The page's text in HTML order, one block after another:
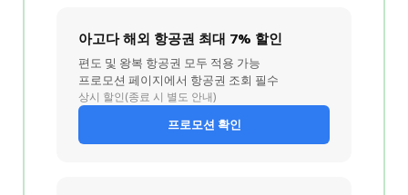
아고다 해외 항공권 최대 7% 할인
편도 및 왕복 항공권 모두 적용 가능
프로모션 페이지에서 항공권 조회 필수
상시 할인(종료 시 별도 안내)
프로모션 확인